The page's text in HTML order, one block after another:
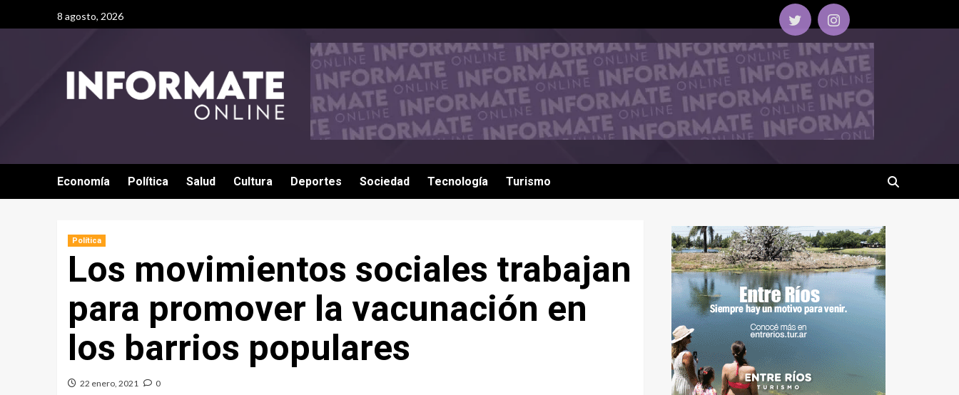
8 agosto, 2026
Economía Política Salud Cultura Deportes Sociedad Tecnología Turismo
Política
Los movimientos sociales trabajan
para promover la vacunación en
los barrios populares
22 enero, 2021 0